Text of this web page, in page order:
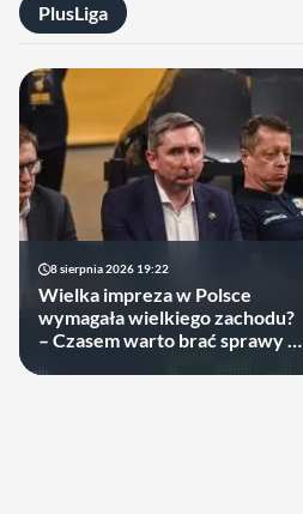
PlusLiga
8 sierpnia 2026 19:22
Wielka impreza w Polsce
wymagała wielkiego zachodu?
– Czasem warto brać sprawy w